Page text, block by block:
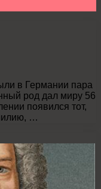
в Германии пара
род дал миру 56
появился тот,
…